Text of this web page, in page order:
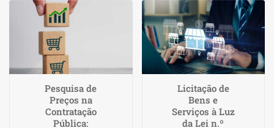
Pesquisa de
Preços na
Contratação
Pública:
Licitação de
Bens e
Serviços à Luz
da Lei n.º